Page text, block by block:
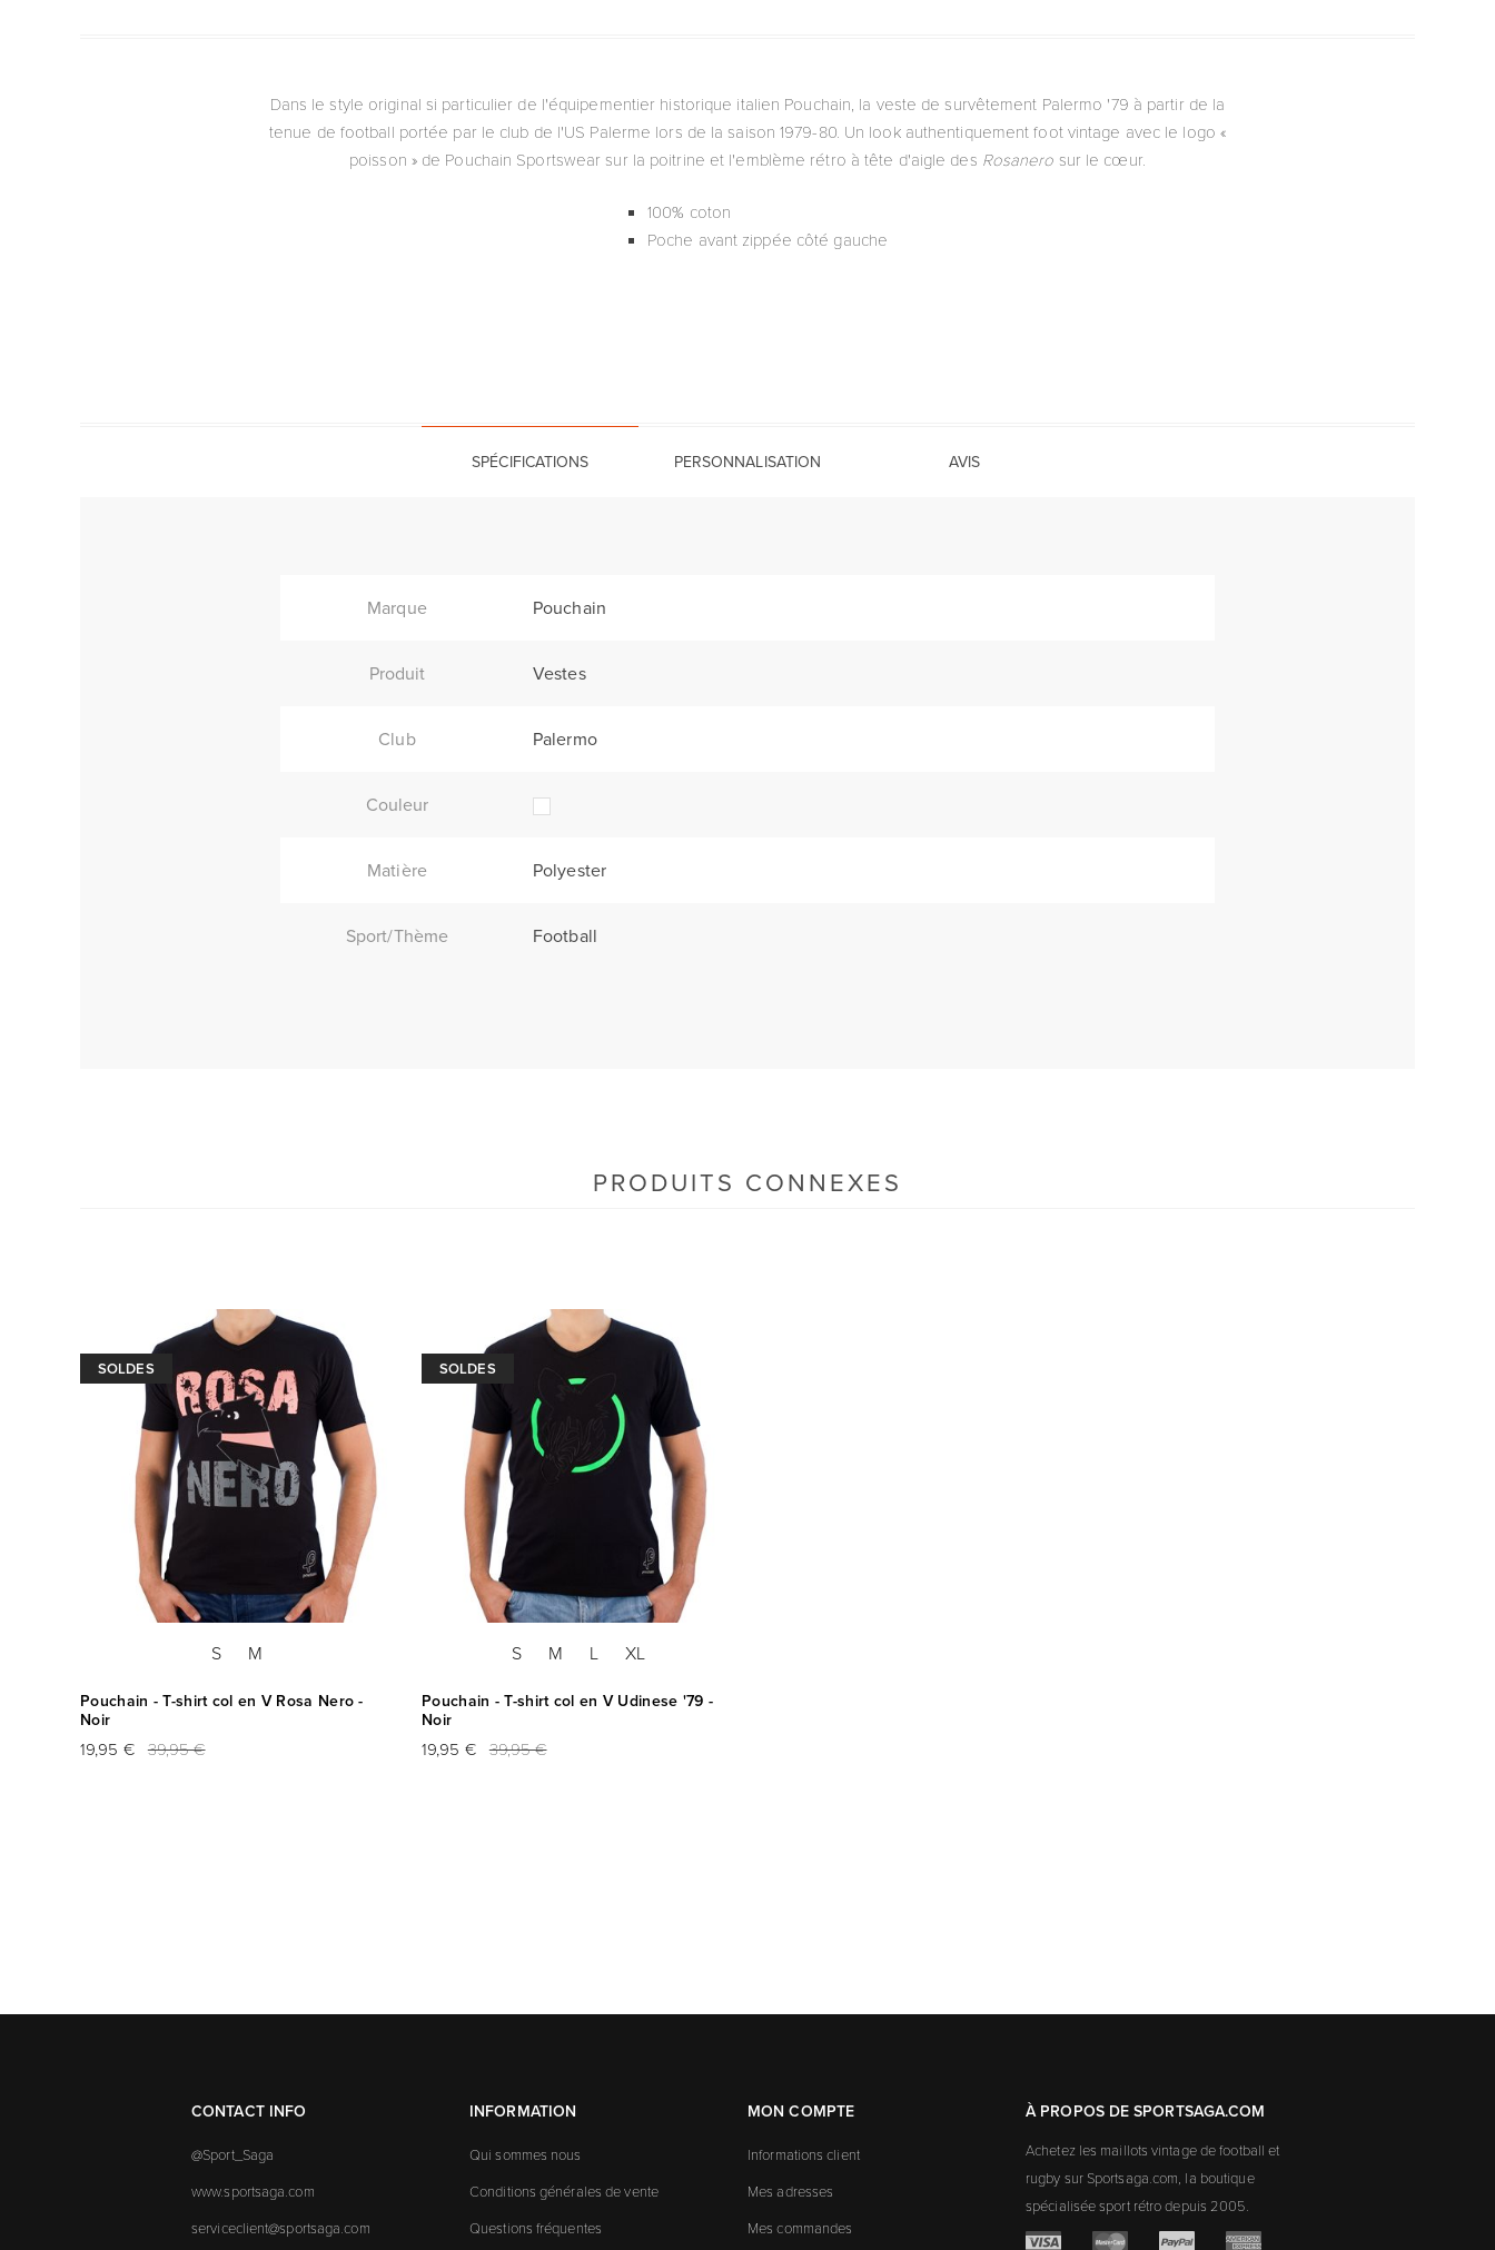
Dans le style original si particulier de l'équipementier historique italien Pouchain, la veste de survêtement Palermo '79 à partir de la
tenue de football portée par le club de l'US Palerme lors de la saison 1979-80. Un look authentiquement foot vintage avec le logo «
poisson » de Pouchain Sportswear sur la poitrine et l'emblème rétro à tête d'aigle des Rosanero sur le cœur.
100% coton
Poche avant zippée côté gauche
SPÉCIFICATIONS PERSONNALISATION AVIS
Marque Pouchain
Produit Vestes
Club Palermo
Couleur
Matière Polyester
Sport/Thème Football
PRODUITS CONNEXES
SOLDES
S M
Pouchain - T-shirt col en V Rosa Nero -
Noir
19,95 € 39,95 €
SOLDES
S M L XL
Pouchain - T-shirt col en V Udinese '79 -
Noir
19,95 € 39,95 €
CONTACT INFO
@Sport_Saga
www.sportsaga.com
serviceclient@sportsaga.com
INFORMATION
Qui sommes nous
Conditions générales de vente
Questions fréquentes
MON COMPTE
Informations client
Mes adresses
Mes commandes
À PROPOS DE SPORTSAGA.COM
Achetez les maillots vintage de football et
rugby sur Sportsaga.com, la boutique
spécialisée sport rétro depuis 2005.